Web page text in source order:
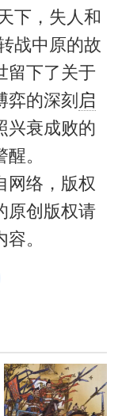
下，失人和
战中原的故
留下了关于
弈的深刻 启
兴衰成败的
。
络，版权
原创版权请
。